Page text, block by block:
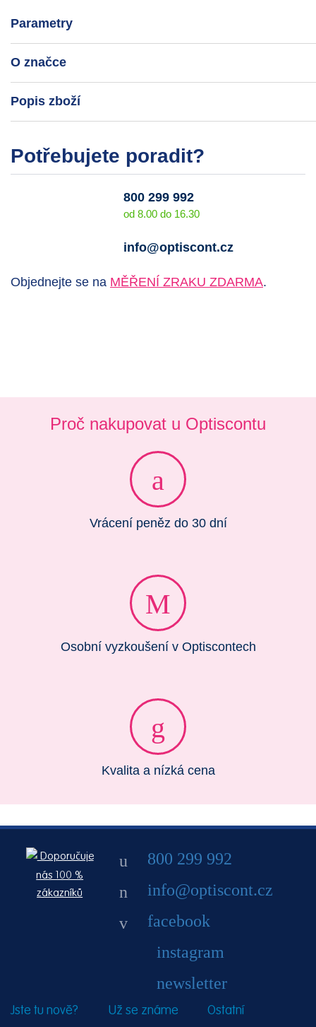
Parametry
O značce
Popis zboží
Potřebujete poradit?
800 299 992
od 8.00 do 16.30
info@optiscont.cz
Objednejte se na MĚŘENÍ ZRAKU ZDARMA.
Proč nakupovat u Optiscontu
Vrácení peněz do 30 dní
Osobní vyzkoušení v Optiscontech
Kvalita a nízká cena
Doporučuje
nás 100 %
zákazníků
800 299 992
info@optiscont.cz
facebook
instagram
newsletter
Jste tu nově? Už se známe Ostatní